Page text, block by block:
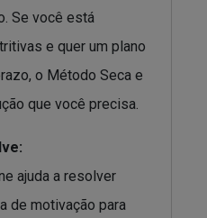
Se você está
e quer um plano
o Método Seca e
que você precisa.
ajuda a resolver
de motivação para